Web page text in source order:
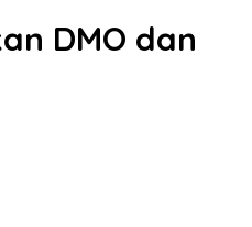
DMO dan